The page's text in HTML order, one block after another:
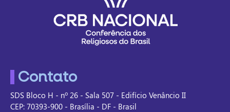
Contato
SDS Bloco H - nº 26 - Sala 507 - Edifício Venâncio II
CEP: 70393-900 - Brasília - DF - Brasil